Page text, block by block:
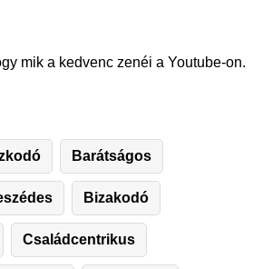
mik a kedvenc zenéi a Youtube-on.
Barátságos
Bizakodó
Családcentrikus